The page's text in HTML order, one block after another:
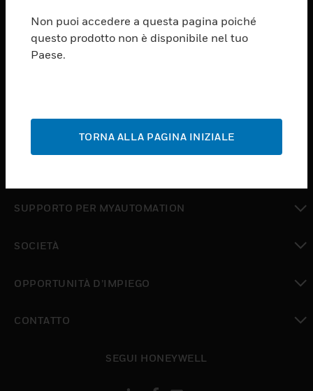
SOFTWARE
toggle view
SERVIZI
toggle view
toggle view
SUPPORTO PER MYAUTOMATION
SOCIETÀ
OPPORTUNITÀ D’IMPIEGO
CONTATTO
SEGUI HONEYWELL
Non puoi accedere a questa pagina poiché
questo prodotto non è disponibile nel tuo
Paese.
TORNA ALLA PAGINA INIZIALE